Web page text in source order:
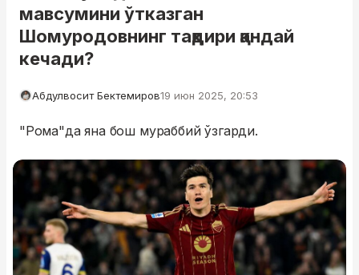
мавсумини ўтказган
Шомуродовнинг тақдири қандай
кечади?
Абдулвосит Бектемиров19 июн 2025, 20:53
"Рома"да яна бош мураббий ўзгарди.